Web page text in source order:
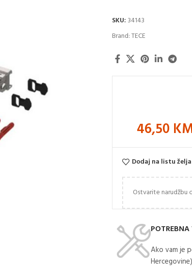
SKU: 34143
Brand:TECE
46,50
Dodaj na listu želja
Ostvarite narudžbu
Ako vam je